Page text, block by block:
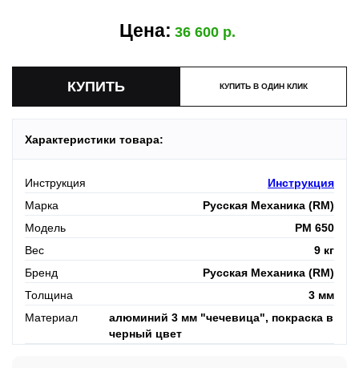
Цена: 36 600
КУПИТЬ В ОДИН КЛИК
Характеристики товара:
Инструкция
Инструкция
Марка
Русская Механика (RM)
Модель
РМ 650
Вес
9 кг
Бренд
Русская Механика (RM)
Толщина
3 мм
Материал
алюминий 3 мм "чечевица", покраска в
черный цвет